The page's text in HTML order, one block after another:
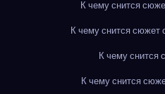
К чему снится
К чему снится сюжет
К чему снится
К чему снится